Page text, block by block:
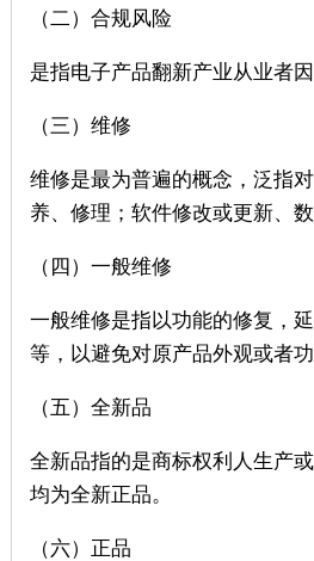
（二）合规风险
是指电子产品翻新产业从业者
（三）维修
维修是最为普遍的概念，泛指
养、修理；软件修改或更新、
（四）一般维修
一般维修是指以功能的修复，
等，以避免对原产品外观或者
（五）全新品
全新品指的是商标权利人生产
均为全新正品。
（六）正品